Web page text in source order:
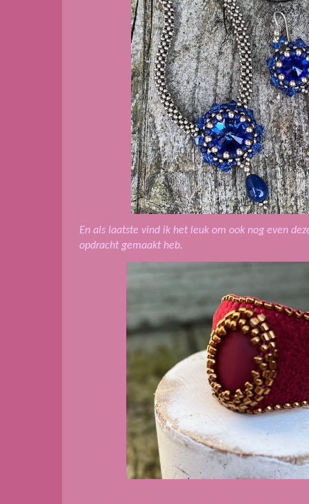
En als laatste vind ik het leuk om ook nog even
opdracht gemaakt heb.